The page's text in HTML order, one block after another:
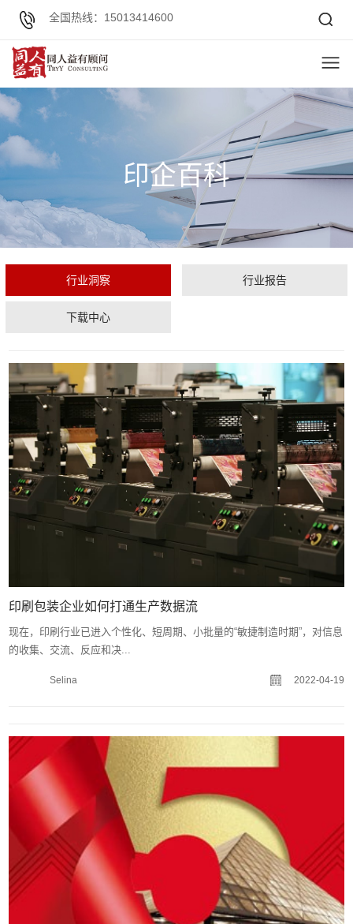
全国热线：15013414600
印企百科
行业洞察 行业报告
下载中心
印刷包装企业如何打通生产数据流
现在，印刷行业已进入个性化、短周期、小批量的“敏捷制造时期”，对信息
的收集、交流、反应和决...
Selina 2022-04-19